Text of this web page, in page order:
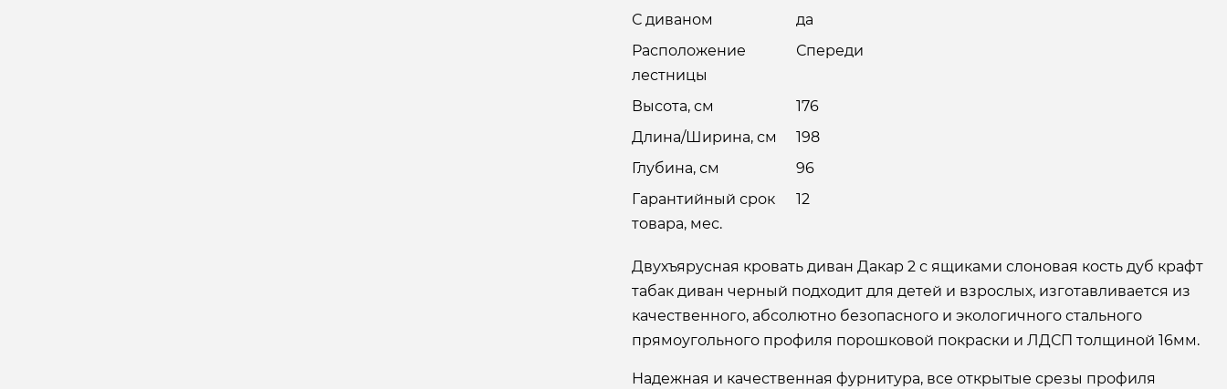
С диваном
да
Расположение
лестницы
Спереди
Высота, см
176
Длина/Ширина, см
198
Глубина, см
96
Гарантийный срок
товара, мес.
12
Двухъярусная кровать диван Дакар 2 с ящиками слоновая кость дуб крафт
табак диван черный подходит для детей и взрослых, изготавливается из
качественного, абсолютно безопасного и экологичного стального
прямоугольного профиля порошковой покраски и ЛДСП толщиной 16мм.
Надежная и качественная фурнитура, все открытые срезы профиля